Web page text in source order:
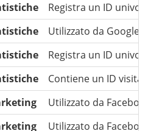
Registra un ID
Utilizzato da Google
Registra un ID
Contiene un ID
Utilizzato da
Utilizzato da